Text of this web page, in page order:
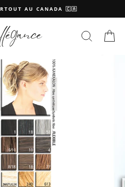
AU CANADA 🇨🇦